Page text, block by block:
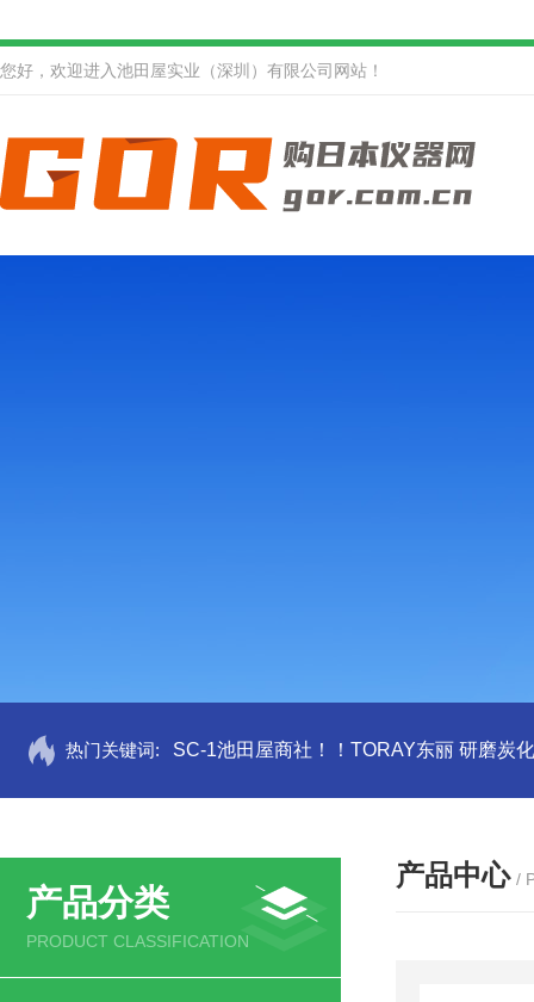
您好，欢迎进入池田屋实业（深圳）有限公司网站！
热门关键词: SC-1池田屋商社！！TORAY东丽 研磨炭
产品分类
PRODUCT CLASSIFICATION
产品中心 /